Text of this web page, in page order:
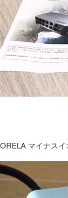
ORELA マイナス